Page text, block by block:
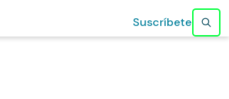
Suscríbete